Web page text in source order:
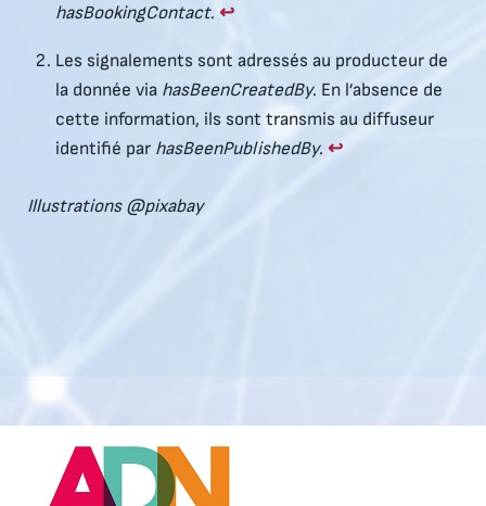
hasBookingContact. ↩︎
Les signalements sont adressés au producteur de
la donnée via hasBeenCreatedBy. En l’absence de
cette information, ils sont transmis au diffuseur
identifié par hasBeenPublishedBy. ↩︎
Illustrations @pixabay